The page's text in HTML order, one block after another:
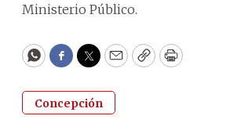
Ministerio Público.
WhatsApp
Facebook
Twitter
EmailCopyPrint
Concepción